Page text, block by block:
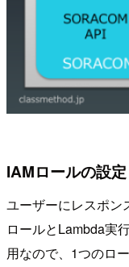
IAMロールの設定
ユーザーにレスポン
ロールとLambda実
用なので、1つのロ